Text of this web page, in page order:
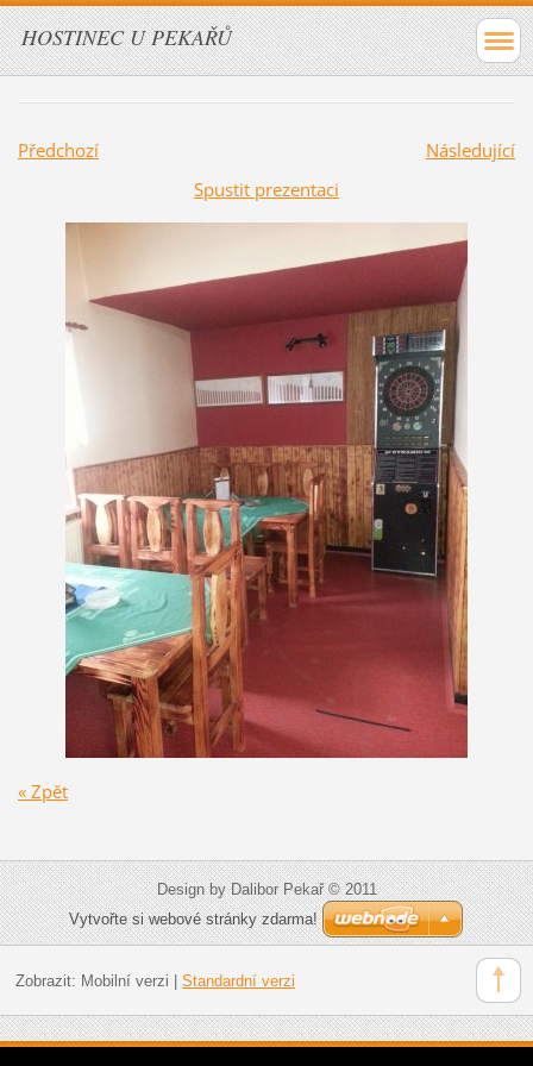
HOSTINEC U PEKAŘŮ
Předchozí
Následující
Spustit prezentaci
« Zpět
Design by Dalibor Pekař © 2011
Vytvořte si webové stránky zdarma!
Zobrazit: Mobilní verzi Standardní verzi